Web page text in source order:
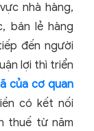
nhà hàng,
bán lẻ hàng
đến người
lợi thì triển
của cơ quan
có kết nối
thuế từ năm